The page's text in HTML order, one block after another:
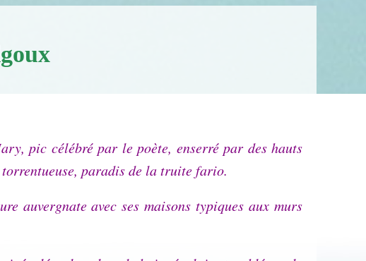
pic célébré par le poète, enserré par des hauts
paradis de la truite fario.
auvergnate avec ses maisons typiques aux murs